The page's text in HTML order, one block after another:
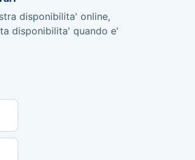
disponibilita' online,
disponibilita' quando e'